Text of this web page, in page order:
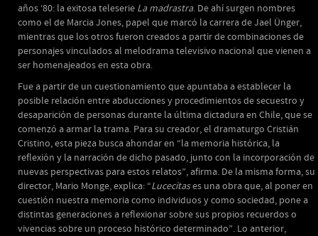
años ‘80: la exitosa teleserie La madrastra. De ahí surgen nombres
como el de Marcia Jones, papel que marcó la carrera de Jael Ünger,
mientras que los otros fueron creados a partir de combinaciones de
personajes vinculados al melodrama televisivo nacional que vienen a
ser homenajeados en esta obra.
Fue a partir de un cuestionamiento que apuntaba a establecer la
posible relación entre abducciones y procedimientos de secuestro y
desaparición de personas durante la última dictadura en Chile, que se
comenzó a armar la trama. Para su creador, el dramaturgo Cristián
Cristino, esta pieza busca ahondar en “la memoria histórica, la
reflexión y la narración de dicho pasado, junto con la incorporación de
nuevas perspectivas para estos relatos”, afirma. De la misma forma, su
director, Mario Monge, explica: “Lucecitases una obra que, al poner en
cuestión nuestra memoria como individuos y como sociedad, pone a
distintas generaciones a reflexionar sobre sus propios recuerdos o
vivencias sobre un proceso histórico determinado”. Lo anterior,